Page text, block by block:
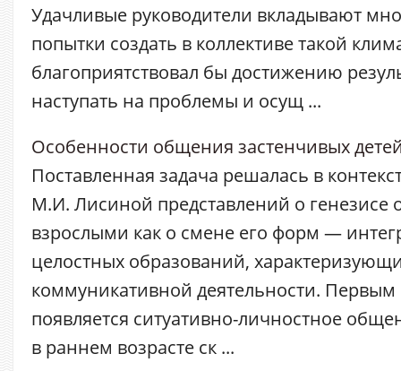
Удачливые руководители вкладывают
попытки создать в коллективе такой
благоприятствовал бы достижению
наступать на проблемы и осущ ...
Особенности общения застенчивых
Поставленная задача решалась в
М.И. Лисиной представлений о генезисе
взрослыми как о смене его форм —
целостных образований,
коммуникативной деятельности. Первым
появляется ситуативно-личностное
в раннем возрасте ск ...